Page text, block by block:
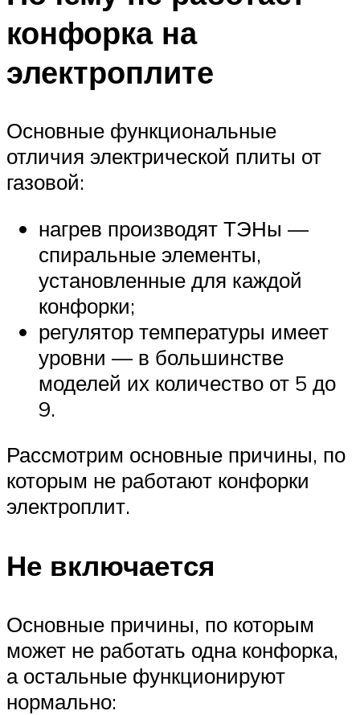
конфорка на
электроплите
Основные функциональные
отличия электрической плиты от
газовой:
нагрев производят ТЭНы —
спиральные элементы,
установленные для каждой
конфорки;
регулятор температуры имеет
уровни — в большинстве
моделей их количество от 5 до
9.
Рассмотрим основные причины, по
которым не работают конфорки
электроплит.
Не включается
Основные причины, по которым
может не работать одна конфорка,
а остальные функционируют
нормально: